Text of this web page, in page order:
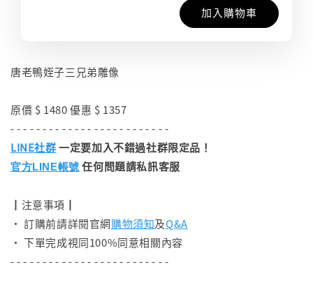
加入購物車
唐老鴨姪子三兄弟雕像
原價 $ 1480 優惠 $ 1357
- - - - - - - - - - - - - - - - - - - - - - - - -
LINE社群一定要加入不錯過社群限定品！
官方LINE帳號 任何問題請私訊客服
┃注意事項┃
• 訂購前請詳閱官網購物須知及Q&A
• 下單完成視同100%同意相關內容
- - - - - - - - - - - - - - - - - - - - - - - - -